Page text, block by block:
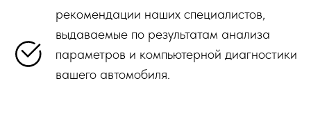
рекомендации наших специалистов,
выдаваемые по результатам анализа
параметров и компьютерной диагностики
вашего автомобиля.